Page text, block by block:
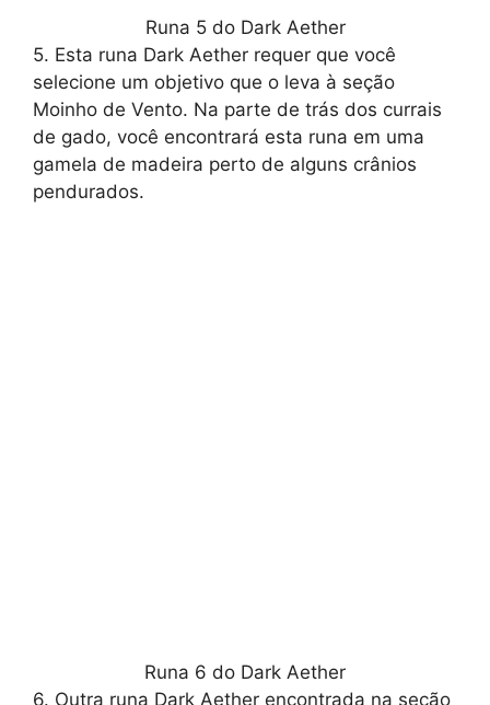
Runa 5 do Dark Aether
5. Esta runa Dark Aether requer que você
selecione um objetivo que o leva à seção
Moinho de Vento. Na parte de trás dos currais
de gado, você encontrará esta runa em uma
gamela de madeira perto de alguns crânios
pendurados.
Runa 6 do Dark Aether
6. Outra runa Dark Aether encontrada na seção